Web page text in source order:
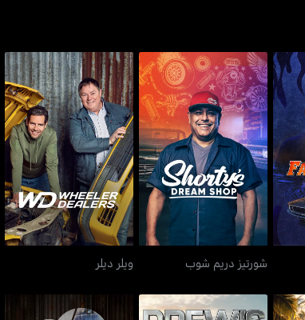
شورتيز دريم شوب
شورتيز دريم شوب
ويلر ديلر
ويلر ديلر